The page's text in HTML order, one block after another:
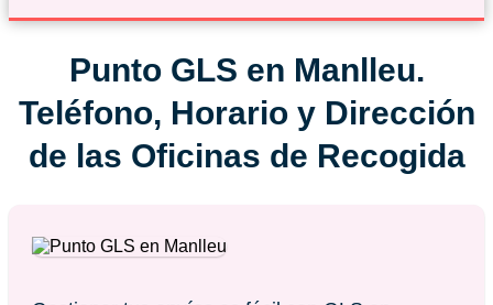
Punto GLS en Manlleu.
Teléfono, Horario y Dirección
de las Oficinas de Recogida